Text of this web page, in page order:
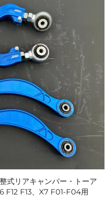
式リアキャンバー・トーア
F12 F13、X7 F01-F04用